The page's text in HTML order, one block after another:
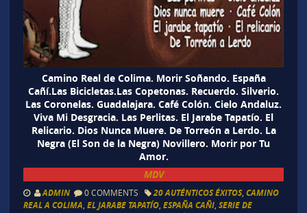
Camino Real de Colima. Morir Soñando. España
Cañí.Las Bicicletas.Las Copetonas. Recuerdo. Silverio.
Las Coronelas. Guadalajara. Café Colón. Cielo Andaluz.
Viva Mi Desgracia. Las Perlitas. El Jarabe Tapatío. El
Relicario. Dios Nunca Muere. De Torreón a Lerdo. La
Negra (El Son de la Negra) Novillero. Morir por Tu
Amor.
MDV
ADMIN 0 COMMENTS 20 AUTÉNTICOS ÉXITOS, CAMINO
REAL A COLIMA EL JARABE TAPATÍO, ESPAÑA CAÑI, SERIE DE